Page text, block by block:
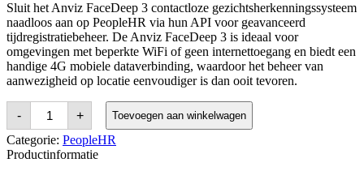
Sluit het Anviz FaceDeep 3 contactloze gezichtsherkenningssysteem
naadloos aan op PeopleHR via hun API voor geavanceerd
tijdregistratiebeheer. De Anviz FaceDeep 3 is ideaal voor
omgevingen met beperkte WiFi of geen internettoegang en biedt een
handige 4G mobiele dataverbinding, waardoor het beheer van
aanwezigheid op locatie eenvoudiger is dan ooit tevoren.
-
PeopleHR
Time
&
Attendance:
Anviz
+ Toevoegen aan winkelwagen
Categorie: PeopleHR
Productinformatie